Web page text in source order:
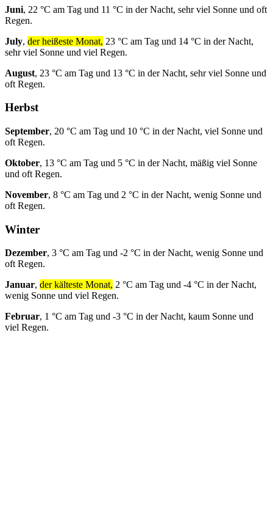
Juni, 22 °C am Tag und 11 °C in der Nacht, sehr viel Sonne und oft
Regen.
July, der heißeste Monat, 23 °C am Tag und 14 °C in der Nacht,
sehr viel Sonne und viel Regen.
August, 23 °C am Tag und 13 °C in der Nacht, sehr viel Sonne und
oft Regen.
Herbst
September, 20 °C am Tag und 10 °C in der Nacht, viel Sonne und
oft Regen.
Oktober, 13 °C am Tag und 5 °C in der Nacht, mäßig viel Sonne
und oft Regen.
November, 8 °C am Tag und 2 °C in der Nacht, wenig Sonne und
oft Regen.
Winter
Dezember, 3 °C am Tag und -2 °C in der Nacht, wenig Sonne und
oft Regen.
Januar, der kälteste Monat, 2 °C am Tag und -4 °C in der Nacht,
wenig Sonne und viel Regen.
Februar, 1 °C am Tag und -3 °C in der Nacht, kaum Sonne und
viel Regen.